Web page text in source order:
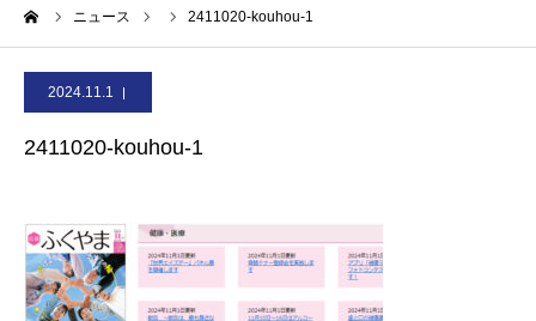
ニュース 2411020-kouhou-1
2024.11.1
2411020-kouhou-1